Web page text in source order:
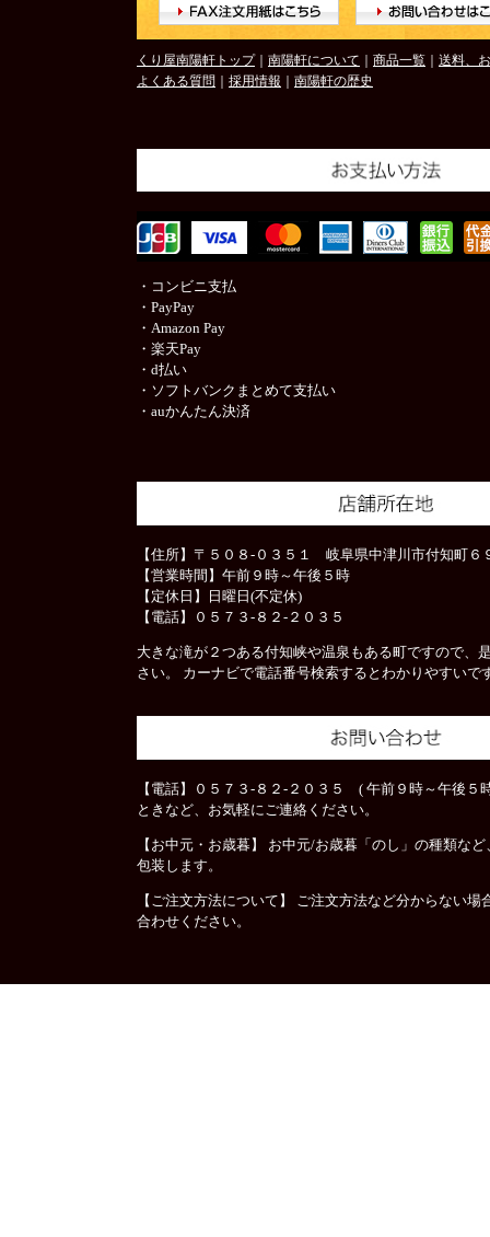
くり屋南陽軒トップ 南陽軒について 商品一覧
送料、
よくある質問
採用情報 南陽軒の歴史
・コンビニ支払
・PayPay
・Amazon Pay
・楽天Pay
・d払い
・ソフトバンクまとめて支払い
・auかんたん決済
【住所】〒５０８-０３５１ 岐阜県中津川市付知町６
【営業時間】午前９時～午後５時
【定休日】日曜日(不定休)
【電話】０５７３-８２-２０３５
大きな滝が２つある付知峡や温泉もある町ですので、
さい。 カーナビで電話番号検索するとわかりやすいで
【電話】０５７３-８２-２０３５ ( 午前９時～午後５
ときなど、お気軽にご連絡ください。
【お中元・お歳暮】 お中元/お歳暮「のし」の種類な
包装します。
【ご注文方法について】 ご注文方法など分からない場
合わせください。